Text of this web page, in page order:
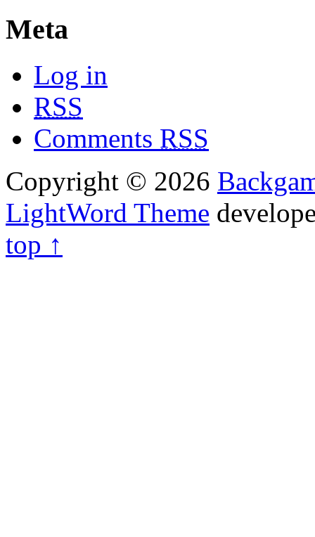
Meta
Log in
RSS
Comments RSS
Copyright © 2026
LightWord Theme
top ↑